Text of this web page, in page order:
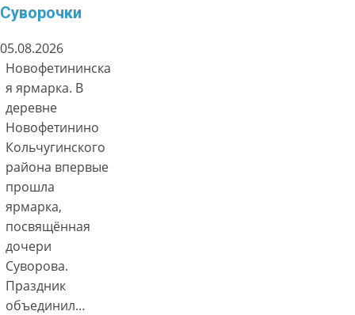
Суворочки
05.08.2026
Новофетининска
я ярмарка. В
деревне
Новофетинино
Кольчугинского
района впервые
прошла
ярмарка,
посвящённая
дочери
Суворова.
Праздник
объединил…